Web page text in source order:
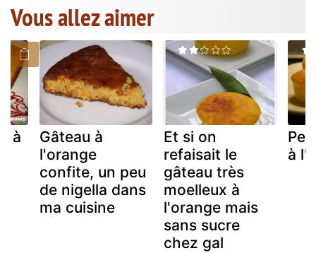
Vous allez aimer
à
Gâteau à
l'orange
confite, un peu
de nigella dans
ma cuisine
Et si on
refaisait le
gâteau très
moelleux à
l'orange mais
sans sucre
chez gal
à